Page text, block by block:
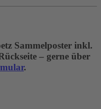
Sammelposter inkl.
– gerne über
.